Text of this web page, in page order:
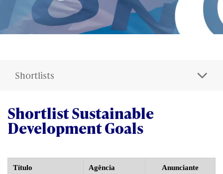
Shortlists
Shortlist Sustainable
Development Goals
Título Agência Anunciante